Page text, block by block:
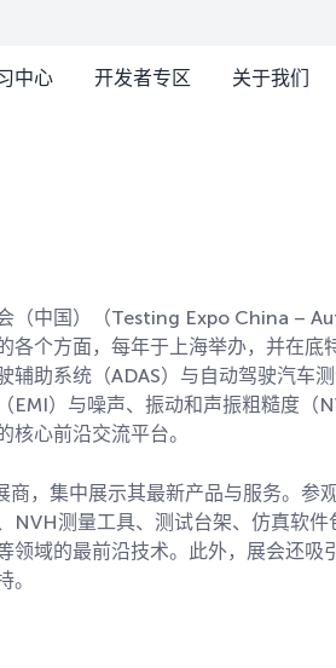
中心 开发者专区 关于我们
（中国）（Testing Expo China –
各个方面，每年于上海举办，并在
辅助系统（ADAS）与自动驾驶汽车
EMI）与噪声、振动和声振粗糙度（
核心前沿交流平台。
，集中展示其最新产品与服务。参
NVH测量工具、测试台架、仿真软
领域的最前沿技术。此外，展会还
。